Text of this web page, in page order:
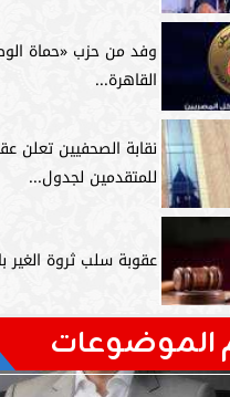
وفد من حزب «حماة
القاهرة...
نقابة الصحفيين تعلن
للمتقدمين لجدول...
عقوبة سلب ثروة الغير
الموضوعات